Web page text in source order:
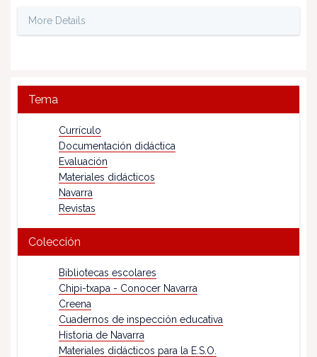
More Details
Tema
Currículo
Documentación didáctica
Evaluación
Materiales didácticos
Navarra
Revistas
Colección
Bibliotecas escolares
Chipi-txapa - Conocer Navarra
Creena
Cuadernos de inspección educativa
Historia de Navarra
Materiales didácticos para la E.S.O.